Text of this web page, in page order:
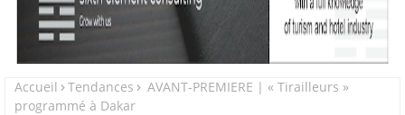
Accueil Tendances
AVANT-PREMIERE | « Tirailleurs »
programmé à Dakar